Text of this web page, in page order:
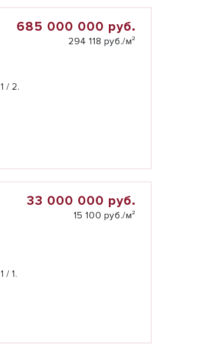
685 000 000 руб.
294 118 руб./м²
1 / 2.
33 000 000 руб.
15 100 руб./м²
1 / 1.